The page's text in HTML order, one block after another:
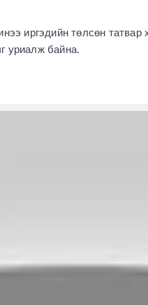
иргэдийн төлсөн
уриалж байна.